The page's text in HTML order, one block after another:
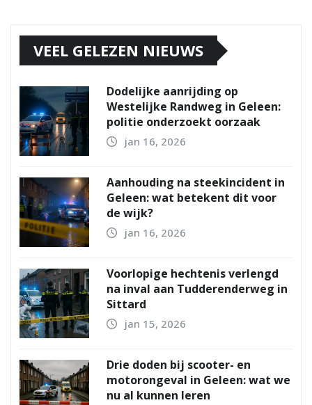
VEEL GELEZEN NIEUWS
Dodelijke aanrijding op
Westelijke Randweg in Geleen:
politie onderzoekt oorzaak
jan 16, 2026
Aanhouding na steekincident in
Geleen: wat betekent dit voor
de wijk?
jan 16, 2026
Voorlopige hechtenis verlengd
na inval aan Tudderenderweg in
Sittard
jan 15, 2026
Drie doden bij scooter- en
motorongeval in Geleen: wat we
nu al kunnen leren